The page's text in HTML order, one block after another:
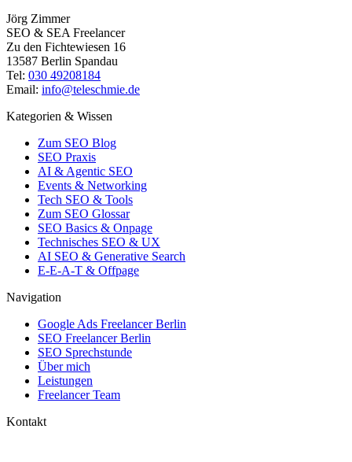
Jörg Zimmer
SEO & SEA Freelancer
Zu den Fichtewiesen 16
13587 Berlin Spandau
Tel: 030 49208184
Email: info@teleschmie.de
Kategorien & Wissen
Zum SEO Blog
SEO Praxis
AI & Agentic SEO
Events & Networking
Tech SEO & Tools
Zum SEO Glossar
SEO Basics & Onpage
Technisches SEO & UX
AI SEO & Generative Search
E-E-A-T & Offpage
Navigation
Google Ads Freelancer Berlin
SEO Freelancer Berlin
SEO Sprechstunde
Über mich
Leistungen
Freelancer Team
Kontakt